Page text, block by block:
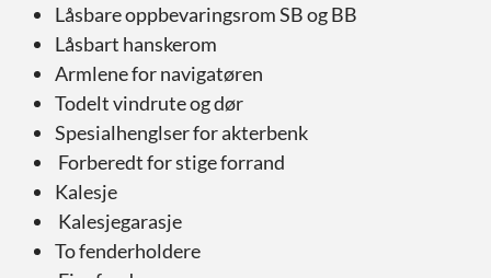
Låsbare oppbevaringsrom SB og BB
Låsbart hanskerom
Armlene for navigatøren
Todelt vindrute og dør
Spesialhenglser for akterbenk
Forberedt for stige forrand
Kalesje
Kalesjegarasje
To fenderholdere